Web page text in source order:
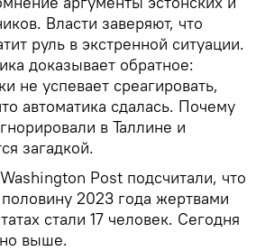
Власти заверяют, что
руль в экстренной ситуации.
доказывает обратное:
не успевает среагировать,
автоматика сдалась. Почему
в Таллине и
загадкой.
Post подсчитали, что
2023 года жертвами
стали 17 человек. Сегодня
выше.